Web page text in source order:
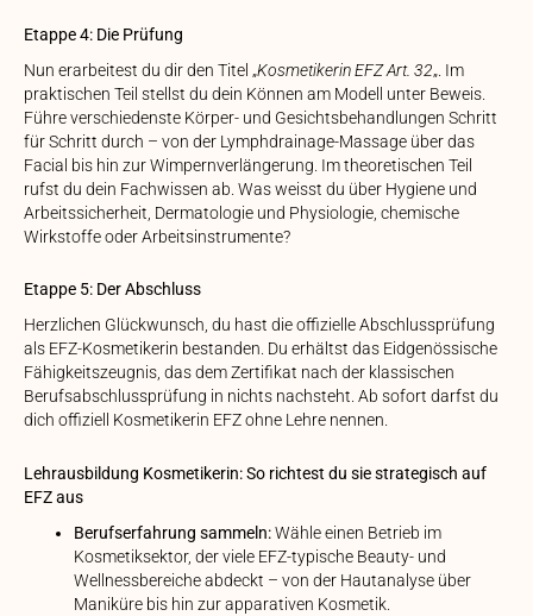
Etappe 4: Die Prüfung
Nun erarbeitest du dir den Titel „Kosmetikerin EFZ Art. 32„. Im
praktischen Teil stellst du dein Können am Modell unter Beweis.
Führe verschiedenste Körper- und Gesichtsbehandlungen Schritt
für Schritt durch – von der Lymphdrainage-Massage über das
Facial bis hin zur Wimpernverlängerung. Im theoretischen Teil
rufst du dein Fachwissen ab. Was weisst du über Hygiene und
Arbeitssicherheit, Dermatologie und Physiologie, chemische
Wirkstoffe oder Arbeitsinstrumente?
Etappe 5: Der Abschluss
Herzlichen Glückwunsch, du hast die offizielle Abschlussprüfung
als EFZ-Kosmetikerin bestanden. Du erhältst das Eidgenössische
Fähigkeitszeugnis, das dem Zertifikat nach der klassischen
Berufsabschlussprüfung in nichts nachsteht. Ab sofort darfst du
dich offiziell Kosmetikerin EFZ ohne Lehre nennen.
Lehrausbildung Kosmetikerin: So richtest du sie strategisch auf
EFZ aus
Berufserfahrung sammeln:Wähle einen Betrieb im
Kosmetiksektor, der viele EFZ-typische Beauty- und
Wellnessbereiche abdeckt – von der Hautanalyse über
Maniküre bis hin zur apparativen Kosmetik.